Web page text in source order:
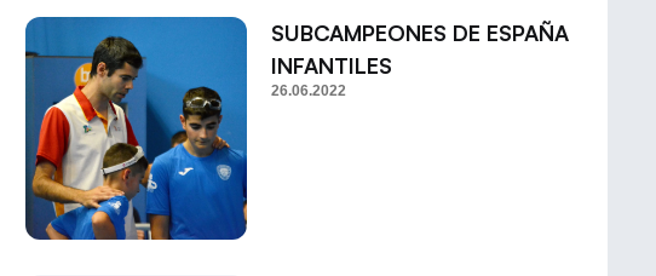
SUBCAMPEONES DE ESPAÑA
INFANTILES
26.06.2022